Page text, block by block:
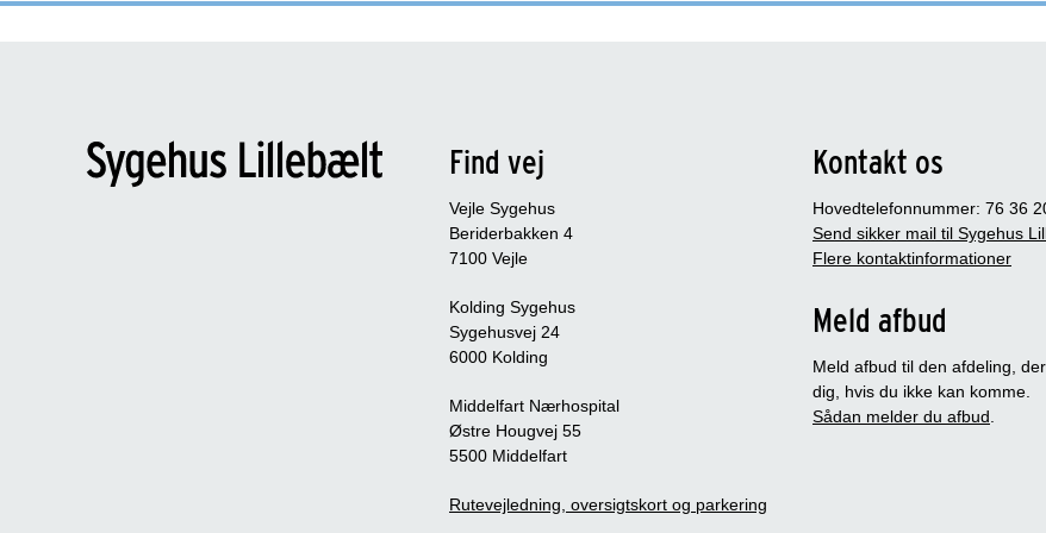
Find vej
Vejle Sygehus
Beriderbakken 4
7100 Vejle
Kolding Sygehus
Sygehusvej 24
6000 Kolding
Middelfart Nærhospital
Østre Hougvej 55
5500 Middelfart
Rutevejledning, oversigtskort og parkering
Kontakt os
Hovedtelefonnummer: 76 36
Send sikker mail til Sygehus
Flere kontaktinformationer
Meld afbud
Meld afbud til den afdeling,
dig, hvis du ikke kan komme.
Sådan melder du afbud